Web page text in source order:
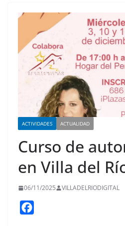
ACTIVIDADES ACTUALIDAD
Curso de
en Villa del
06/11/2025 VILLADELRIODIGITAL